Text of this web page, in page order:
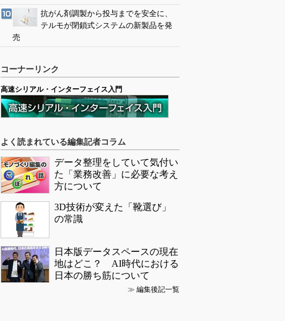
抗がん剤調製から投与までを安全に、
テルモが閉鎖式システムの新製品を発
売
コーナーリンク
高速シリアル・インターフェイス入門
よく読まれている編集記者コラム
データ整理をしていて気付い
た「業務改善」に必要な考え
方について
3D技術が変えた「靴選び」
の常識
日本版データスペースの現在
地はどこ？ AI時代における
日本の勝ち筋について
≫ 編集後記一覧